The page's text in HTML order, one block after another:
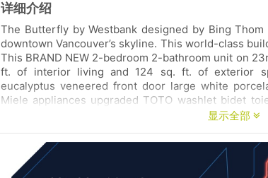
详细介绍
The Butterfly by Westbank designed by Bing Thom Architects is a striking new addition to
downtown Vancouver’s skyline. This world-class
This BRAND NEW 2-bedroom 2-bathroom unit on 23rd floor spans 1 130 sq. ft. with 1 006 sq.
ft. of interior living and 124 sq. ft. of exterior
eucalyptus veneered front door large white porcelain flooring Italian-crafted kitchen with
Miele appliances upgraded TOTO washlet bidet toielts. Floor-to-ceiling sheer drapery and
curved glass walls enhance the light-filled space. LEED Gold
显示全部